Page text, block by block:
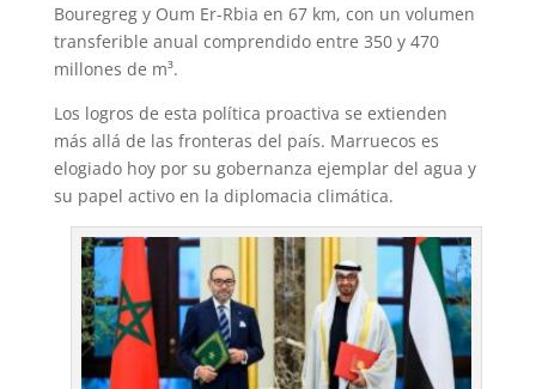
Bouregreg y Oum Er-Rbia en 67 km, con un volumen
transferible anual comprendido entre 350 y 470
millones de m³.
Los logros de esta política proactiva se extienden
más allá de las fronteras del país. Marruecos es
elogiado hoy por su gobernanza ejemplar del agua y
su papel activo en la diplomacia climática.